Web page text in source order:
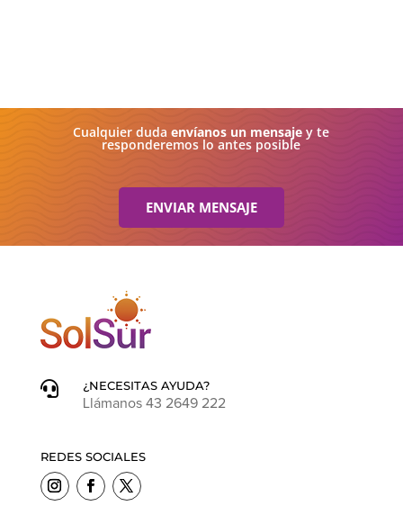
Cualquier dudaenvíanos un mensaje y te
responderemos lo antes posible
ENVIAR MENSAJE

¿NECESITAS AYUDA?
Llámanos 43 2649 222
REDES SOCIALES